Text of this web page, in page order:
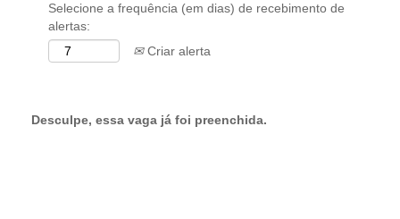
Selecione a frequência (em dias) de recebimento de
alertas:
Criar alerta
Desculpe, essa vaga já foi preenchida.